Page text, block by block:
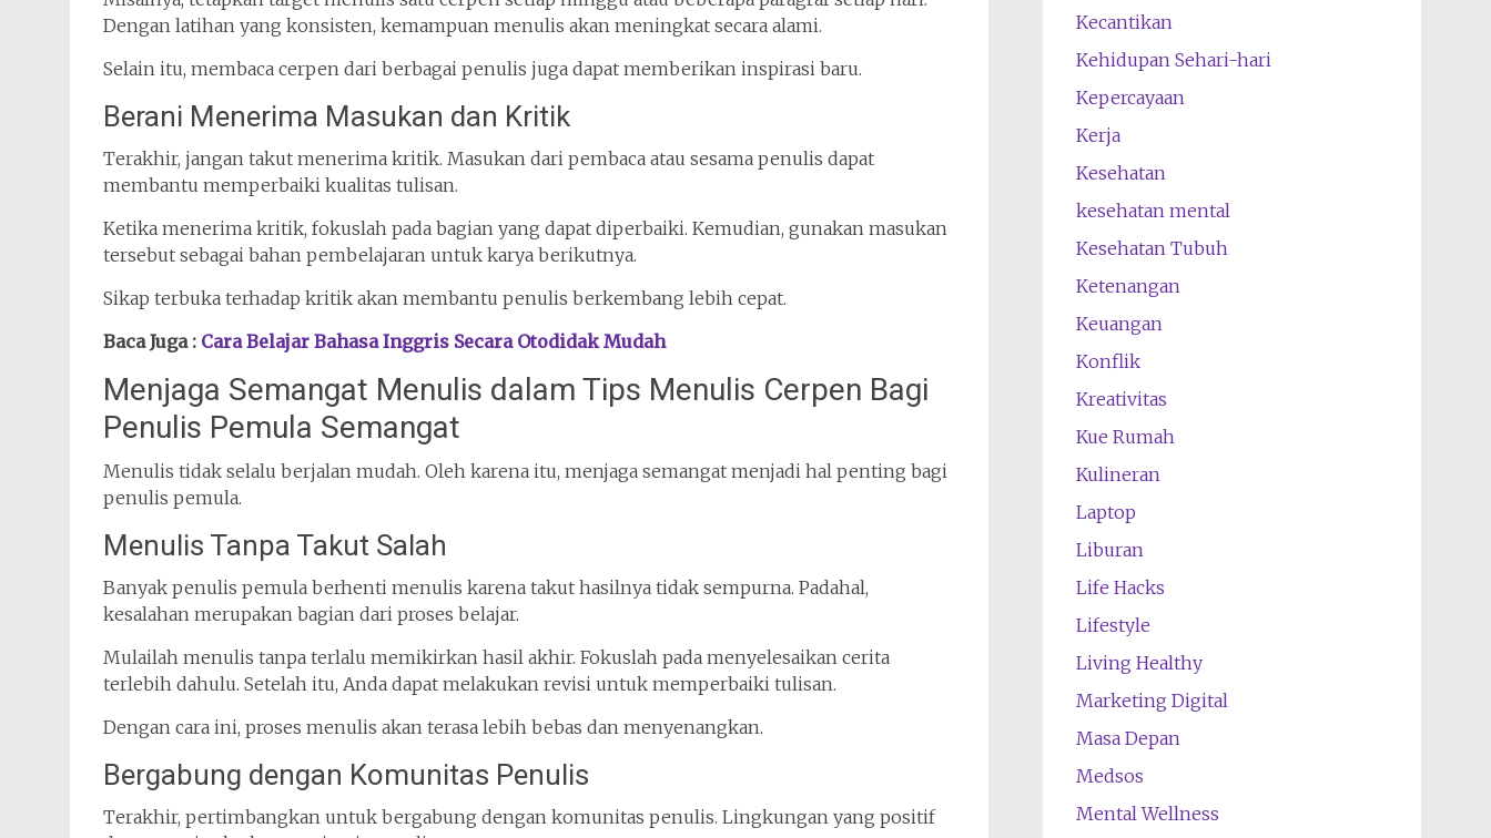
Dengan latihan yang konsisten, kemampuan menulis akan meningkat secara alami.
Selain itu, membaca cerpen dari berbagai penulis juga dapat memberikan inspirasi baru.
Berani Menerima Masukan dan Kritik
Terakhir, jangan takut menerima kritik. Masukan dari pembaca atau sesama penulis dapat
membantu memperbaiki kualitas tulisan.
Ketika menerima kritik, fokuslah pada bagian yang dapat diperbaiki. Kemudian, gunakan masukan
tersebut sebagai bahan pembelajaran untuk karya berikutnya.
Sikap terbuka terhadap kritik akan membantu penulis berkembang lebih cepat.
Baca Juga : Cara Belajar Bahasa Inggris Secara Otodidak Mudah
Menjaga Semangat Menulis dalam Tips Menulis Cerpen Bagi
Penulis Pemula Semangat
Menulis tidak selalu berjalan mudah. Oleh karena itu, menjaga semangat menjadi hal penting bagi
penulis pemula.
Menulis Tanpa Takut Salah
Banyak penulis pemula berhenti menulis karena takut hasilnya tidak sempurna. Padahal,
kesalahan merupakan bagian dari proses belajar.
Mulailah menulis tanpa terlalu memikirkan hasil akhir. Fokuslah pada menyelesaikan cerita
terlebih dahulu. Setelah itu, Anda dapat melakukan revisi untuk memperbaiki tulisan.
Dengan cara ini, proses menulis akan terasa lebih bebas dan menyenangkan.
Bergabung dengan Komunitas Penulis
Terakhir, pertimbangkan untuk bergabung dengan komunitas penulis. Lingkungan yang positif
Kecantikan
Kehidupan Sehari-hari
Kepercayaan
Kerja
Kesehatan
kesehatan mental
Kesehatan Tubuh
Ketenangan
Keuangan
Konflik
Kreativitas
Kue Rumah
Kulineran
Laptop
Liburan
Life Hacks
Lifestyle
Living Healthy
Marketing Digital
Masa Depan
Medsos
Mental Wellness